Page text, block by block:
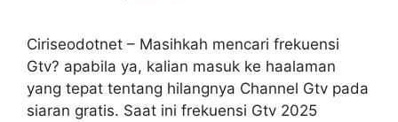
Ciriseodotnet – Masihkah mencari frekuensi
Gtv? apabila ya, kalian masuk ke haalaman
yang tepat tentang hilangnya Channel Gtv pada
siaran gratis. Saat ini frekuensi Gtv 2025